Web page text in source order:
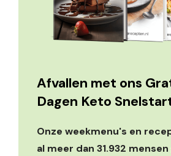
Afvallen met ons
Dagen Keto
Onze weekmenu's en
al meer dan 31.932